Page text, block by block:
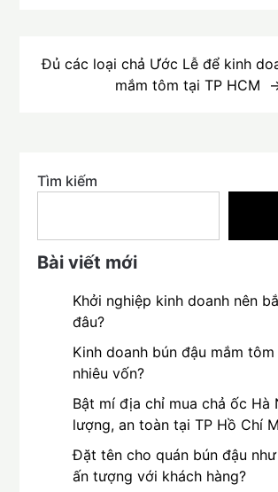
Đủ các loại chả Ước Lễ để kinh
mắm tôm tại TP HCM
Tìm kiếm
Bài viết mới
Khởi nghiệp kinh doanh nên
đâu?
Kinh doanh bún đậu mắm
nhiêu vốn?
Bật mí địa chỉ mua chả ốc Hà
lượng, an toàn tại TP Hồ Chí
Đặt tên cho quán bún đậu
ấn tượng với khách hàng?